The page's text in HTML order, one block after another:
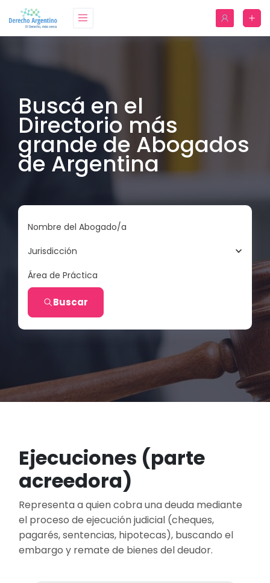
Buscá en el
Directorio más
grande de Abogados
de Argentina
Nombre del Abogado/a
Jurisdicción
Área de Práctica
Buscar
Ejecuciones (parte
acreedora)
Representa a quien cobra una deuda mediante
el proceso de ejecución judicial (cheques,
pagarés, sentencias, hipotecas), buscando el
embargo y remate de bienes del deudor.